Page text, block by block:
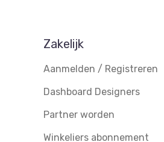
Zakelijk
Aanmelden / Registreren
Dashboard Designers
Partner worden
Winkeliers abonnement